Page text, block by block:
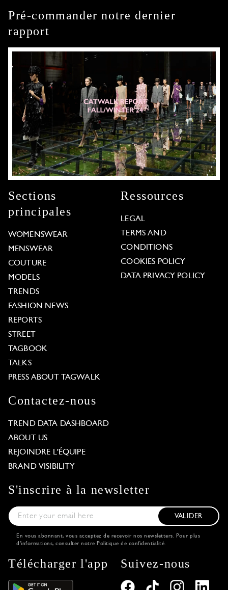
Pré-commander notre dernier
rapport
Sections
principales
WOMENSWEAR
MENSWEAR
COUTURE
MODELS
TRENDS
FASHION NEWS
REPORTS
STREET
TAGBOOK
TALKS
PRESS ABOUT TAGWALK
Ressources
LEGAL
TERMS AND
CONDITIONS
COOKIES POLICY
DATA PRIVACY POLICY
Contactez-nous
TREND DATA DASHBOARD
ABOUT US
REJOINDRE L'ÉQUIPE
BRAND VISIBILITY
S'inscrire à la newsletter
VALIDER
En vous abonnant, vous acceptez de recevoir nos newsletters. Pour plus
d'informations, consulter notre Politique de confidentialité.
Télécharger l'app Suivez-nous